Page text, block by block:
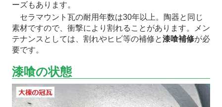
ーズもあります。
セラマウント瓦の耐用年数は30年以上。陶器と同じ
素材ですので、衝撃により割れることがあります。メン
テナンスとしては、割れやヒビ等の補修と漆喰補修が必
要です。
漆喰の状態